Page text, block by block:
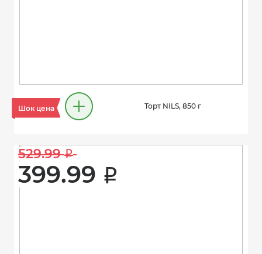
Шок цена Торт NILS, 850 г
529.99 i
399.99 i